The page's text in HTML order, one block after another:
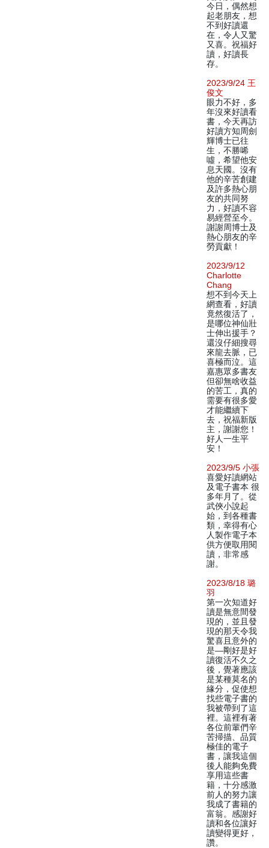
今日，偶然想
起老朋友，想
不到好讀還
在，令人又驚
又喜。祝福好
讀，好讀長
存。
2023/9/24 王
俊文
眼力不好，多
年沒來好讀看
書，今天再訪
好讀方知周劍
輝博士已往
生，不勝唏
噓，希望他安
息天國。沒有
他的辛苦創建
及許多熱心朋
友的共同努
力，好讀不容
易經營至今。
謝謝周博士及
熱心朋友的辛
勞貢獻！
2023/9/12
Charlotte
Chang
想不到今天上
網查看，好讀
竟然復活了，
是哪位神仙壯
士伸出援手？
還沒仔細搜尋
來龍去脈，已
喜極而泣。這
嘉惠眾多書友
但卻無啥收益
的苦工，真的
需要有很多愛
才能繼續下
去，祝福新版
主，謝謝您！
好人一生平
安！
2023/9/5 小張
喜愛好讀網站
及電子書本 很
多年月了。從
武俠小說起
始，到各種書
類，幸得有心
人製作電子本
供方便取用閱
讀，非常感
謝。
2023/8/18 璐
羽
第一次知道好
讀是無意間發
現的，並且發
現的那天令我
驚喜且意外的
是—剛好是好
讀復活不久之
後，覺著應該
是某種莫名的
緣分，促使想
找些電子書的
我被帶到了這
裡。這裡有著
各位前輩們辛
苦掃描、品質
極佳的電子
書，讓我這個
後人能夠免費
享用這些書
籍，十分感激
前人的努力讓
我成了書籍的
富翁。感謝好
讀和各位讓好
讀變得更好，
讚。